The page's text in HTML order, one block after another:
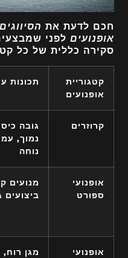
חכם לדעת את
אופנועים לפני
סקירה כללית של כל
קטגוריית
אופנועים
תכונות
קרוזרים
גובה
נמוך,
נוחה
אופנועי
ספורט
מנועים
ביצועים
אופנועי
מגן רוח,